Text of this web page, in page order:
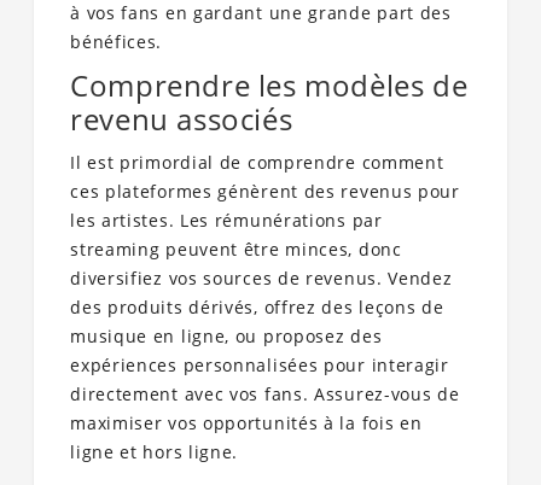
à vos fans en gardant une grande part des
bénéfices.
Comprendre les modèles de
revenu associés
Il est primordial de comprendre comment
ces plateformes génèrent des revenus pour
les artistes. Les rémunérations par
streaming peuvent être minces, donc
diversifiez vos sources de revenus. Vendez
des produits dérivés, offrez des leçons de
musique en ligne, ou proposez des
expériences personnalisées pour interagir
directement avec vos fans. Assurez-vous de
maximiser vos opportunités à la fois en
ligne et hors ligne.